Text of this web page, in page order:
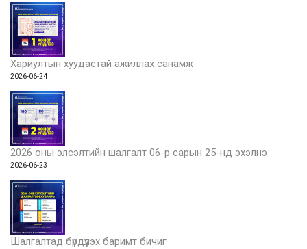
Хариултын хуудастай ажиллах санамж
2026-06-24
2026 оны элсэлтийн шалгалт 06-р сарын 25-нд эхэлнэ
2026-06-23
Шалгалтад бүрдүүлэх баримт бичиг